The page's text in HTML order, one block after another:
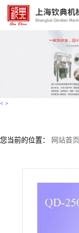
< >
您当前的位置： 网站首页